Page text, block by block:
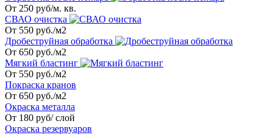
От 250 руб/м. кв.
СВАО очистка
От 550 руб./м2
Дробеструйная обработка
От 650 руб./м2
Мягкий бластинг
От 550 руб./м2
Покраска кранов
От 650 руб./м2
Окраска металла
От 180 руб/ слой
Окраска резервуаров